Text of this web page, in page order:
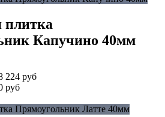
плитка
Капучино 40мм
224 руб
руб